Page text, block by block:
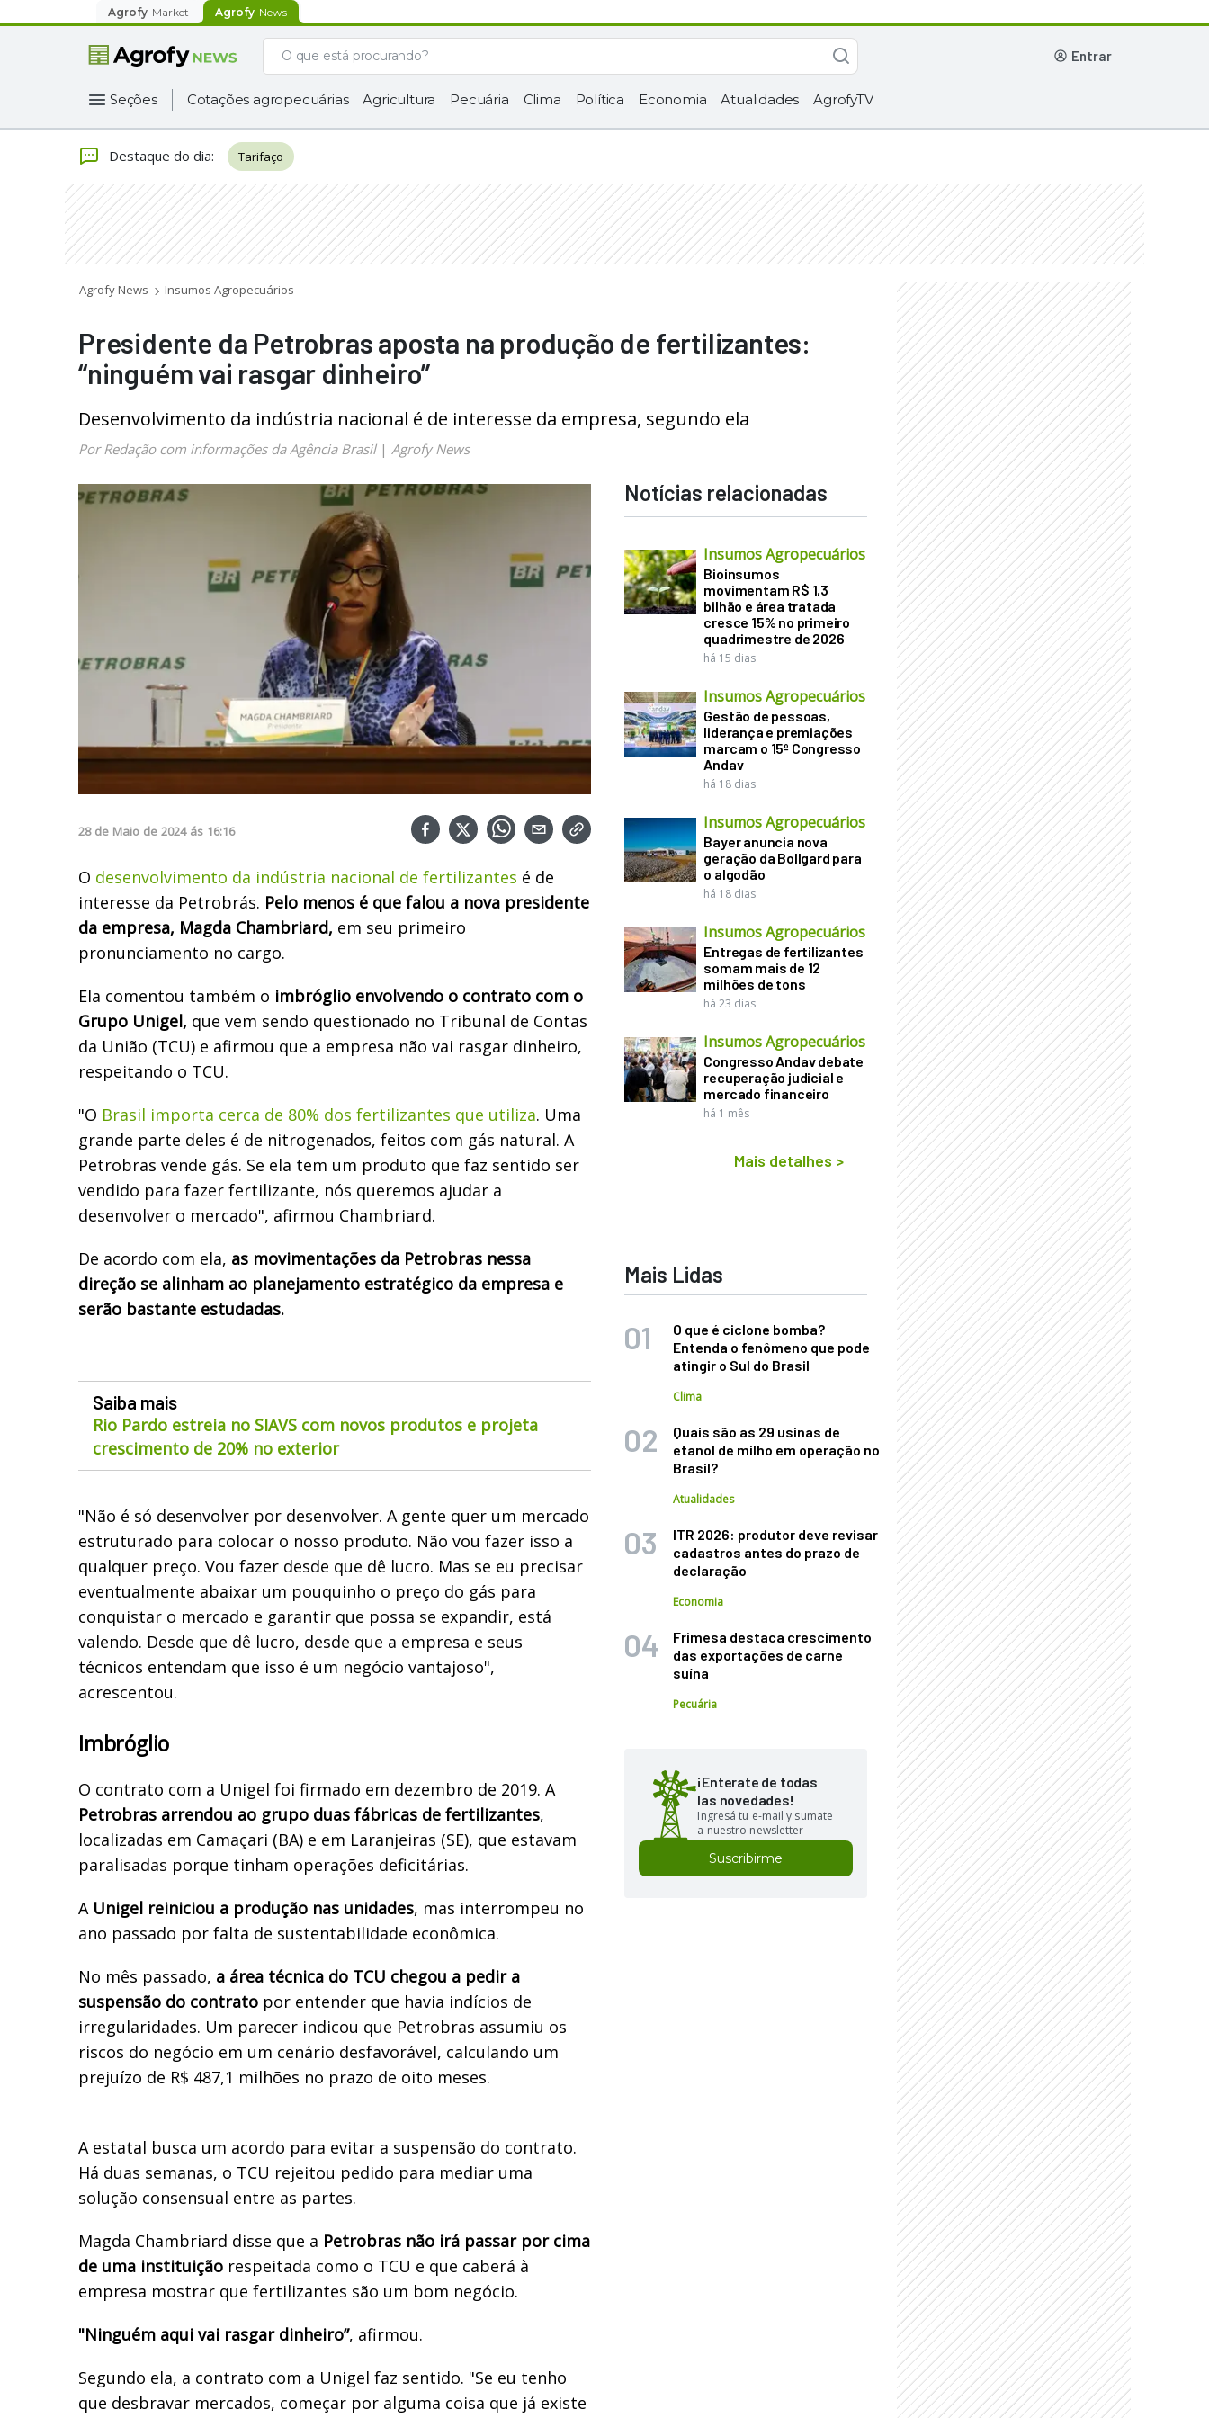
Agrofy Market Agrofy News
entrar
Seções Cotações agropecuárias Agricultura Pecuária Clima Política Economia Atualidades AgrofyTV
Destaque do dia: Tarifaço
Agrofy News Insumos Agropecuários
Presidente da Petrobras aposta na produção de fertilizantes:
“ninguém vai rasgar dinheiro”
Desenvolvimento da indústria nacional é de interesse da empresa, segundo ela
Por Redação com informações da Agência Brasil| Agrofy News
28 de Maio de 2024 ás 16:16
O desenvolvimento da indústria nacional de fertilizantes é de
interesse da Petrobrás. Pelo menos é que falou a nova presidente
da empresa, Magda Chambriard, em seu primeiro
pronunciamento no cargo.
Ela comentou também o imbróglio envolvendo o contrato com o
Grupo Unigel, que vem sendo questionado no Tribunal de Contas
da União (TCU) e afirmou que a empresa não vai rasgar dinheiro,
respeitando o TCU.
"O Brasil importa cerca de 80% dos fertilizantes que utiliza. Uma
grande parte deles é de nitrogenados, feitos com gás natural. A
Petrobras vende gás. Se ela tem um produto que faz sentido ser
vendido para fazer fertilizante, nós queremos ajudar a
desenvolver o mercado", afirmou Chambriard.
De acordo com ela, as movimentações da Petrobras nessa
direção se alinham ao planejamento estratégico da empresa e
serão bastante estudadas.
Saiba mais
Rio Pardo estreia no SIAVS com novos produtos e projeta
crescimento de 20% no exterior
"Não é só desenvolver por desenvolver. A gente quer um mercado
estruturado para colocar o nosso produto. Não vou fazer isso a
qualquer preço. Vou fazer desde que dê lucro. Mas se eu precisar
eventualmente abaixar um pouquinho o preço do gás para
conquistar o mercado e garantir que possa se expandir, está
valendo. Desde que dê lucro, desde que a empresa e seus
técnicos entendam que isso é um negócio vantajoso",
acrescentou.
Imbróglio
O contrato com a Unigel foi firmado em dezembro de 2019. A
Petrobras arrendou ao grupo duas fábricas de fertilizantes,
localizadas em Camaçari (BA) e em Laranjeiras (SE), que estavam
paralisadas porque tinham operações deficitárias.
A Unigel reiniciou a produção nas unidades, mas interrompeu no
ano passado por falta de sustentabilidade econômica.
No mês passado, a área técnica do TCU chegou a pedir a
suspensão do contrato por entender que havia indícios de
irregularidades. Um parecer indicou que Petrobras assumiu os
riscos do negócio em um cenário desfavorável, calculando um
prejuízo de R$ 487,1 milhões no prazo de oito meses.
A estatal busca um acordo para evitar a suspensão do contrato.
Há duas semanas, o TCU rejeitou pedido para mediar uma
solução consensual entre as partes.
Magda Chambriard disse que a Petrobras não irá passar por cima
de uma instituição respeitada como o TCU e que caberá à
empresa mostrar que fertilizantes são um bom negócio.
"Ninguém aqui vai rasgar dinheiro”, afirmou.
Segundo ela, a contrato com a Unigel faz sentido. "Se eu tenho
que desbravar mercados, começar por alguma coisa que já existe
Notícias relacionadas
Insumos Agropecuários
Bioinsumos
movimentam R$ 1,3
bilhão e área tratada
cresce 15% no primeiro
quadrimestre de 2026
há 15 dias
Insumos Agropecuários
Gestão de pessoas,
liderança e premiações
marcam o 15º Congresso
Andav
há 18 dias
Insumos Agropecuários
Bayer anuncia nova
geração da Bollgard para
o algodão
há 18 dias
Insumos Agropecuários
Entregas de fertilizantes
somam mais de 12
milhões de tons
há 23 dias
Insumos Agropecuários
Congresso Andav debate
recuperação judicial e
mercado financeiro
há 1 mês
Mais detalhes >
Mais Lidas
O que é ciclone bomba?
Entenda o fenômeno que pode
atingir o Sul do Brasil
Clima
Quais são as 29 usinas de
etanol de milho em operação no
Brasil?
Atualidades
ITR 2026: produtor deve revisar
cadastros antes do prazo de
declaração
Economia
Frimesa destaca crescimento
das exportações de carne
suína
Pecuária
¡Enterate de todas
las novedades!
Ingresá tu e-mail y sumate
a nuestro newsletter
Suscribirme